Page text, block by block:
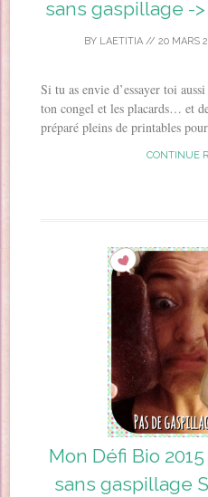
sans gaspillage ->
BY LAETITIA// 20 MARS
Si tu as envie d’essayer toi
ton congel et les placards… et
préparé pleins de printables
CONTINUE
Mon Défi Bio
sans gaspillage